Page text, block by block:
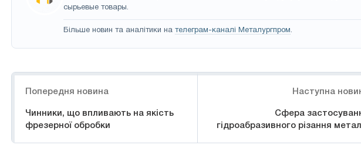
сырьевые товары.
Більше новин та аналітики на телеграм-каналі Металургпром.
Попередня новина
Чинники, що впливають на якість
фрезерної обробки
Наступна
Сфера
гідроабразивного різання